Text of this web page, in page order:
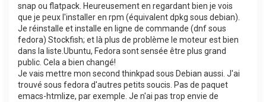
snap ou flatpack. Heureusement en regardant bien je vois
que je peux l'installer en rpm (équivalent dpkg sous debian).
Je réinstalle et installe en ligne de commande (dnf sous
fedora) Stockfish; et là plus de problème le moteur est bien
dans la liste.Ubuntu, Fedora sont sensée être plus grand
public. Cela a bien changé!
Je vais mettre mon second thinkpad sous Debian aussi. J'ai
trouvé sous fedora d'autres petits soucis. Pas de paquet
emacs-htmlize, par exemple. Je n'ai pas trop envie de